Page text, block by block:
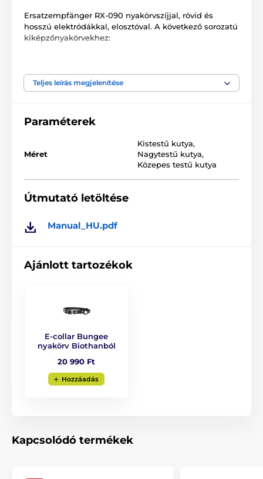
Ersatzempfänger RX-090 nyakörvszíjjal, rövid és
hosszú elektródákkal, elosztóval. A következő sorozatú
kiképzőnyakörvekhez:
ET-400/402
K9-400/K9-402
Alkalmas 5 kg súlyú kutyák számára.
A műszaki adatok előzetes figyelmeztetés nélkül
változhatnak. A képek kizárólag illusztrációs célt
Tartozékok kiképző nyakörvek
Teljes leírás megjelenítése
Paraméterek
Méret
Kistestű kutya,
Nagytestű kutya,
Közepes testű kutya
Útmutató letöltése
Manual_HU.pdf
Ajánlott tartozékok
E-collar Bungee
nyakörv Biothanból
20 990 Ft
Hozzáadás
Kapcsolódó termékek